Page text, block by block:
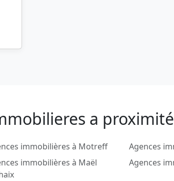
a
immobilières à Motreff Agences
immobilières à Maël
Agences